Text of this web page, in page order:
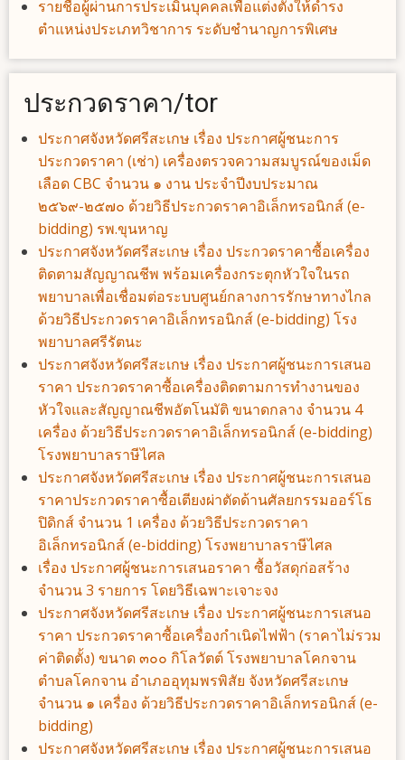
รายชื่อผู้ผ่านการประเมินบุคคลเพื่อแต่งตั้งให้ดำรง
ตำแหน่งประเภทวิชาการ ระดับชำนาญการพิเศษ
ประกวดราคา/tor
ประกาศจังหวัดศรีสะเกษ เรื่อง ประกาศผู้ชนะการ
ประกวดราคา (เช่า) เครื่องตรวจความสมบูรณ์ของเม็ด
เลือด CBC จำนวน ๑ งาน ประจำปีงบประมาณ
๒๕๖๙-๒๕๗๐ ด้วยวิธีประกวดราคาอิเล็กทรอนิกส์ (e-
bidding) รพ.ขุนหาญ
ประกาศจังหวัดศรีสะเกษ เรื่อง ประกวดราคาซื้อเครื่อง
ติดตามสัญญาณชีพ พร้อมเครื่องกระตุกหัวใจในรถ
พยาบาลเพื่อเชื่อมต่อระบบศูนย์กลางการรักษาทางไกล
ด้วยวิธีประกวดราคาอิเล็กทรอนิกส์ (e-bidding) โรง
พยาบาลศรีรัตนะ
ประกาศจังหวัดศรีสะเกษ เรื่อง ประกาศผู้ชนะการเสนอ
ราคา ประกวดราคาซื้อเครื่องติดตามการทำงานของ
หัวใจและสัญญาณชีพอัตโนมัติ ขนาดกลาง จำนวน 4
เครื่อง ด้วยวิธีประกวดราคาอิเล็กทรอนิกส์ (e-bidding)
โรงพยาบาลราษีไศล
ประกาศจังหวัดศรีสะเกษ เรื่อง ประกาศผู้ชนะการเสนอ
ราคาประกวดราคาซื้อเตียงผ่าตัดด้านศัลยกรรมออร์โธ
ปิดิกส์ จำนวน 1 เครื่อง ด้วยวิธีประกวดราคา
อิเล็กทรอนิกส์ (e-bidding) โรงพยาบาลราษีไศล
เรื่อง ประกาศผู้ชนะการเสนอราคา ซื้อวัสดุก่อสร้าง
จำนวน 3 รายการ โดยวิธีเฉพาะเจาะจง
ประกาศจังหวัดศรีสะเกษ เรื่อง ประกาศผู้ชนะการเสนอ
ราคา ประกวดราคาซื้อเครื่องกำเนิดไฟฟ้า (ราคาไม่รวม
ค่าติดตั้ง) ขนาด ๓๐๐ กิโลวัตต์ โรงพยาบาลโคกจาน
ตำบลโคกจาน อำเภออุทุมพรพิสัย จังหวัดศรีสะเกษ
จำนวน ๑ เครื่อง ด้วยวิธีประกวดราคาอิเล็กทรอนิกส์ (e-
bidding)
ประกาศจังหวัดศรีสะเกษ เรื่อง ประกาศผู้ชนะการเสนอ